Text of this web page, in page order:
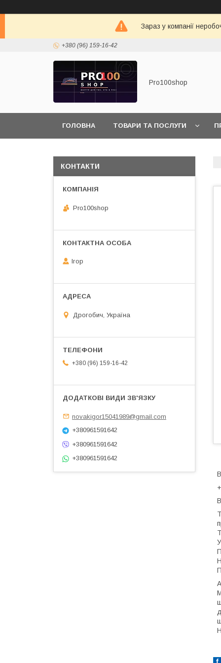
Зараз у компанії
+380 (96) 159-16-42
Pro100shop
ГОЛОВНА ТОВАРИ ТА ПОСЛУГИ
КОНТАКТИ
Pro100shop
Ігор
Дрогобич, Україна
+380 (96) 159-16-42
novakigor15041989@gmail.com
+380961591642
+380961591642
+380961591642